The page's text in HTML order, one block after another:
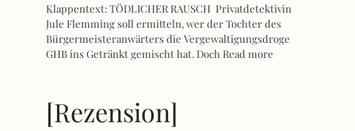
Klappentext: TÖDLICHER RAUSCH Privatdetektivin
Jule Flemming soll ermitteln, wer der Tochter des
Bürgermeisteranwärters die Vergewaltigungsdroge
GHB ins Getränkt gemischt hat. Doch Read more
[Rezension]